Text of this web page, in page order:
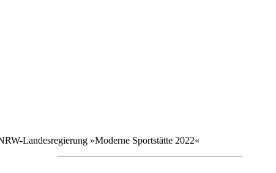
Landesregierung »Moderne Sportstätte 2022«